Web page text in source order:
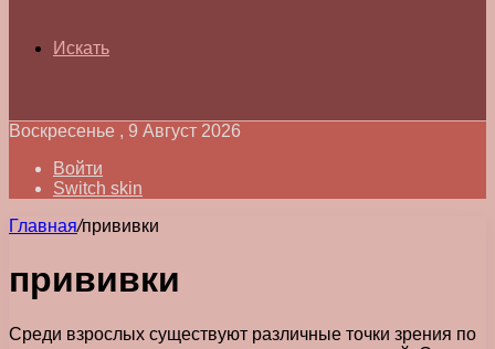
Искать
Воскресенье , 9 Август 2026
Войти
Switch skin
Главная/прививки
прививки
Среди взрослых существуют различные точки зрения по